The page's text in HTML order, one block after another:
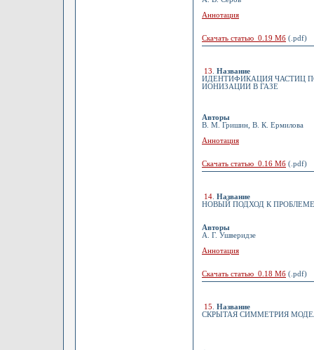
Аннотация
Скачать статью 0.19 Мб (.pdf)
13
Название
ИДЕНТИФИКАЦИЯ ЧАСТИЦ
ИОНИЗАЦИИ В ГАЗЕ
Авторы
В. М. Гришин, В. К. Ермилова
Аннотация
Скачать статью 0.16 Мб (.pdf)
14 Название
НОВЫЙ ПОДХОД К
Авторы
А. Г. Ушверидзе
Аннотация
Скачать статью 0.18 Мб (.pdf)
15
Название
СКРЫТАЯ СИММЕТРИЯ